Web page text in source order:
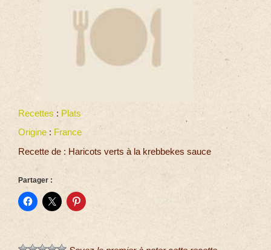
Recettes : Plats
Origine : France
Recette de : Haricots verts à la krebbekes sauce
Partager :